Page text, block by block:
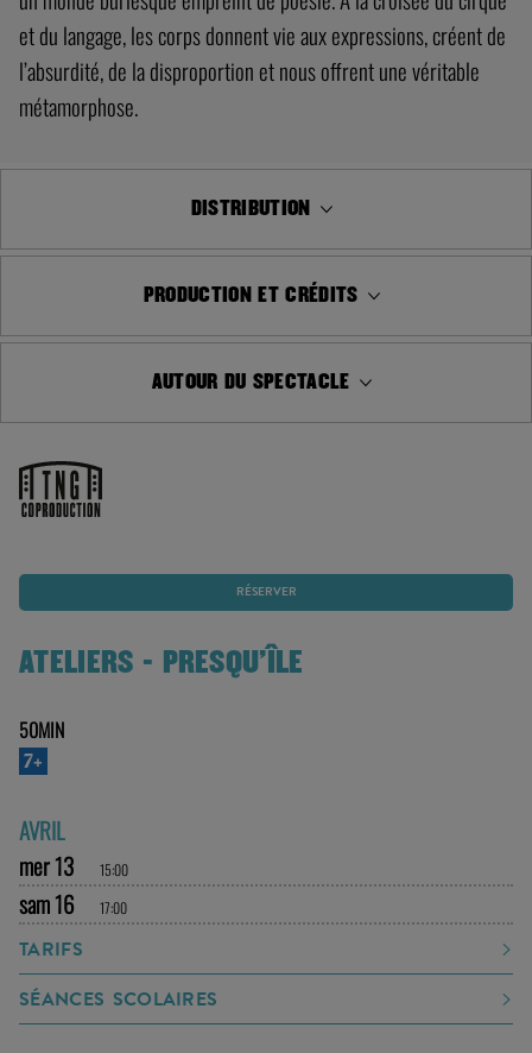
et du langage, les corps donnent vie aux expressions, créent de
l’absurdité, de la disproportion et nous offrent une véritable
métamorphose.
DISTRIBUTION
PRODUCTION ET CRÉDITS
AUTOUR DU SPECTACLE
RÉSERVER
ATELIERS - PRESQU'ÎLE
50MIN
7+
AVRIL
mer 13
15:00
sam 16 17:00
TARIFS
SÉANCES SCOLAIRES